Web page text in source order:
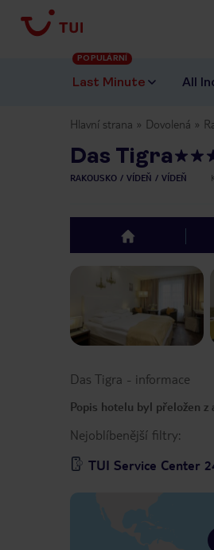
Last Minute
POPULÁRNÍ
All
Hlavní strana Dovolená
Das Tigra
RAKOUSKO VÍDEŇ VÍDEŇ
top
Previous slide
Das Tigra - informace
Popis hotelu byl přeložen z
Nejoblíbenější filtry:
TUI Service Center